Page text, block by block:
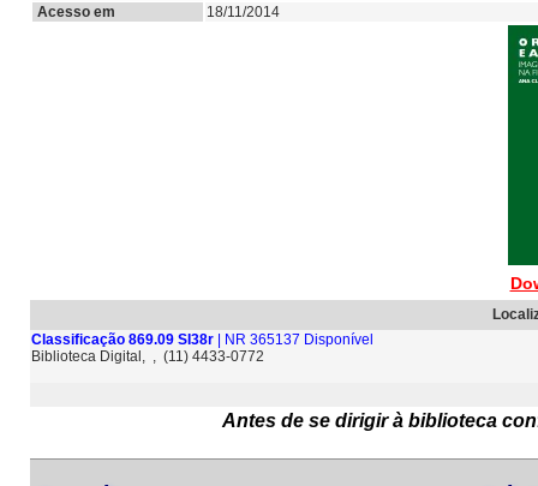
Acesso em
18/11/2014
Classificação 869.09 SI38r | NR 365137 Disponível
Biblioteca Digital, , (11) 4433-0772
Antes de se dirigir à biblioteca